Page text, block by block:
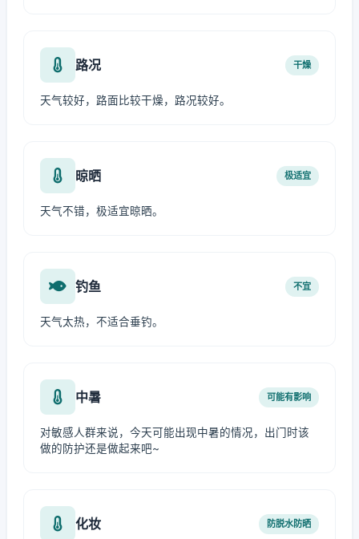
路况 干燥
天气较好，路面比较干燥，路况较好。
晾晒 极适宜
天气不错，极适宜晾晒。
钓鱼 不宜
天气太热，不适合垂钓。
中暑 可能有影响
对敏感人群来说，今天可能出现中暑的情况，出门时该
做的防护还是做起来吧~
化妆 防脱水防晒